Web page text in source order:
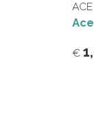
ACE
€